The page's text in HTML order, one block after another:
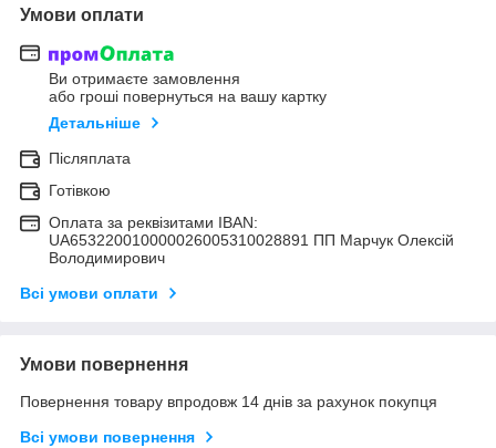
Умови оплати
Ви отримаєте замовлення
або гроші повернуться на вашу картку
Детальніше
Післяплата
Готівкою
Оплата за реквізитами IBAN:
UA653220010000026005310028891 ПП Марчук Олексій
Володимирович
Всі умови оплати
Умови повернення
Повернення товару впродовж 14 днів за рахунок покупця
Всі умови повернення